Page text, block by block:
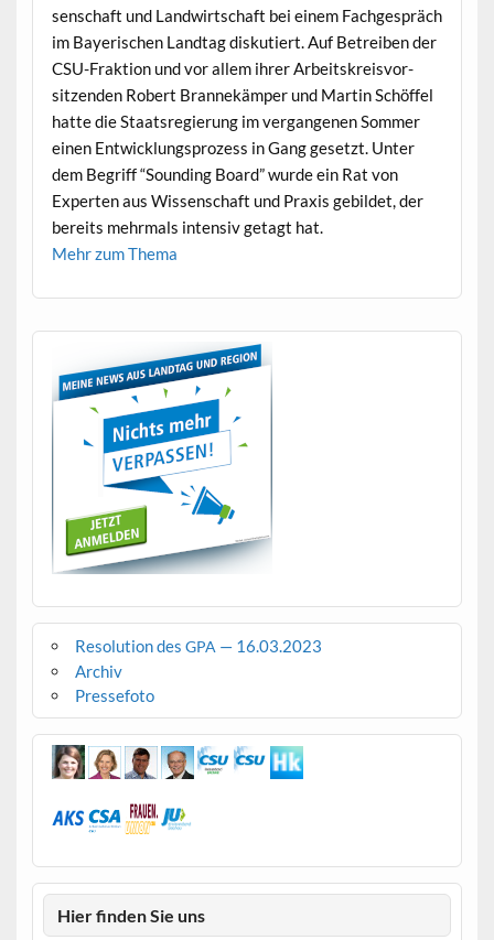
senschaft und Land­wirtschaft bei einem Fachge­spräch
im Bay­erischen Land­tag disku­tiert. Auf Betreiben der
CSU-Frak­tion und vor allem ihrer Arbeit­skreisvor­
sitzen­den Robert Bran­nekäm­per und Mar­tin Schöf­fel
hat­te die Staat­sregierung im ver­gan­genen Som­mer
einen Entwick­lung­sprozess in Gang geset­zt. Unter
dem Begriff “Sound­ing Board” wurde ein Rat von
Experten aus Wis­senschaft und Prax­is gebildet, der
bere­its mehrmals inten­siv getagt hat.
Mehr zum Thema
Resolution des GPA — 16.03.2023
Archiv
Pressefoto
Hier finden Sie uns